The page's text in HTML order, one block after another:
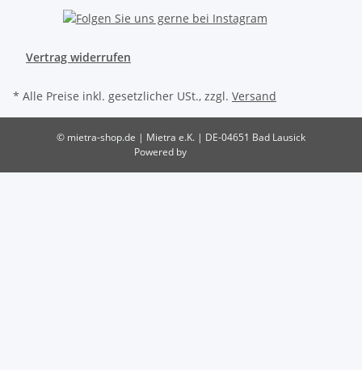
Vertrag widerrufen
* Alle Preise inkl. gesetzlicher USt., zzgl. Versand
© mietra-shop.de | Mietra e.K. | DE-04651 Bad Lausick
Powered by